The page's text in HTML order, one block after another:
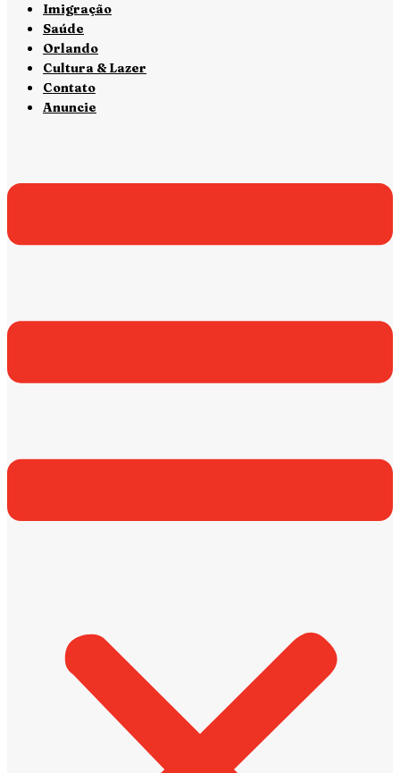
Imigração
Saúde
Orlando
Cultura & Lazer
Contato
Anuncie